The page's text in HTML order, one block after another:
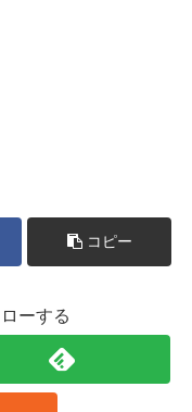
コピー
ーする